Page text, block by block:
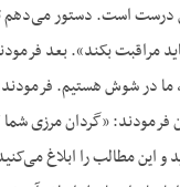
درست است. دستور
مراقبت بکند». بعد
ما در شوش هستیم.
فرمودند: «گردان مرزی
مطالب را ابلاغ می‌کنید.